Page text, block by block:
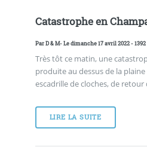
Catastrophe en
ParD & M- Le dimanche 17 avril 2022 -
Très tôt ce matin, une
produite au dessus de la
escadrille de cloches, de
LIRE LA SUITE